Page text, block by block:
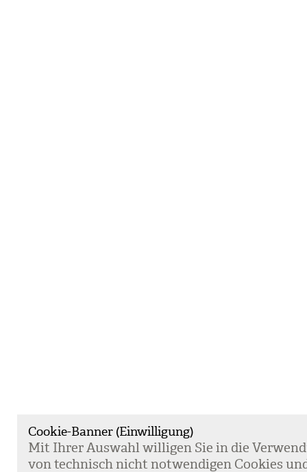
Cookie-Banner (Einwilligung)
Mit Ihrer Aus­wahl wil­li­gen Sie in die
von tech­nisch nicht not­wen­di­gen Coo­kies